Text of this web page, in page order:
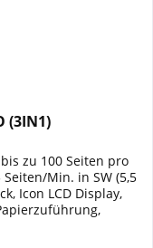
(3IN1)
zu 100 Seiten pro
Min. in SW (5,5
Icon LCD Display,